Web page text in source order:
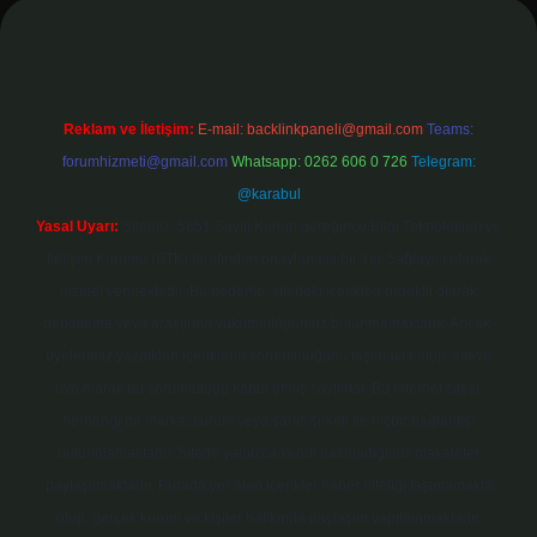
Reklam ve İletişim: E-mail: backlinkpaneli@gmail.com Teams:
forumhizmeti@gmail.com Whatsapp: 0262 606 0 726 Telegram:
@karabul
Yasal Uyarı: